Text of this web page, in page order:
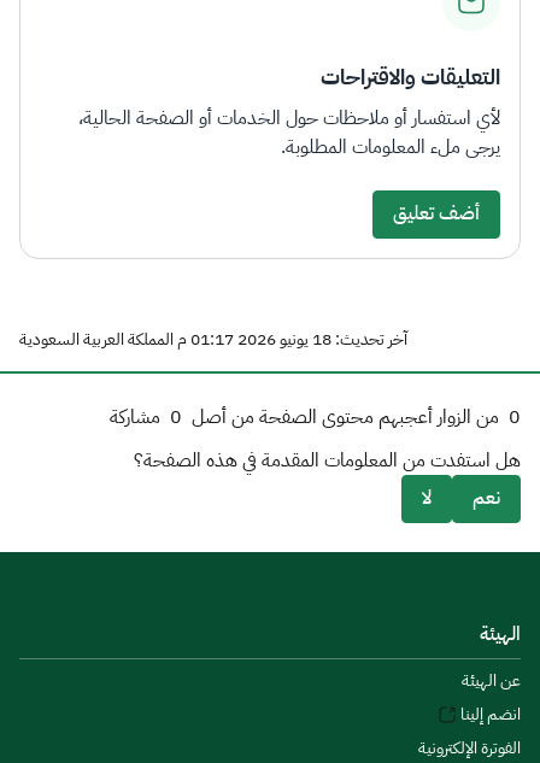
التعليقات والاقتراحات
لأي استفسار أو ملاحظات حول الخدمات أو الصفحة الحالية،
يرجى ملء المعلومات المطلوبة.
أضف تعليق
آخر تحديث: 18 يونيو 2026 01:17 م المملكة العربية السعودية
0 من الزوار أعجبهم محتوى الصفحة من أصل 0 مشاركة
هل استفدت من المعلومات المقدمة في هذه الصفحة؟
نعم
لا
الهيئة
عن الهيئة
انضم إلينا
الفوترة الإلكترونية